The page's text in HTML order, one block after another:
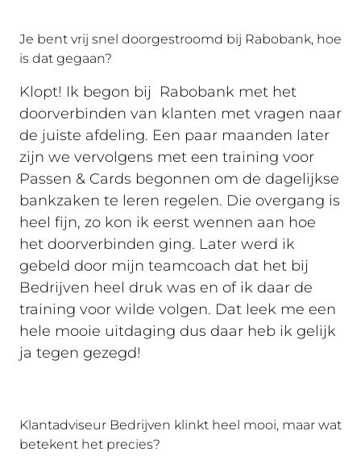
Je bent vrij snel doorgestroomd bij Rabobank, hoe
is dat gegaan?
Klopt! Ik begon bij Rabobank met het
doorverbinden van klanten met vragen naar
de juiste afdeling. Een paar maanden later
zijn we vervolgens met een training voor
Passen & Cards begonnen om de dagelijkse
bankzaken te leren regelen. Die overgang is
heel fijn, zo kon ik eerst wennen aan hoe
het doorverbinden ging. Later werd ik
gebeld door mijn teamcoach dat het bij
Bedrijven heel druk was en of ik daar de
training voor wilde volgen. Dat leek me een
hele mooie uitdaging dus daar heb ik gelijk
ja tegen gezegd!
Klantadviseur Bedrijven klinkt heel mooi, maar wat
betekent het precies?